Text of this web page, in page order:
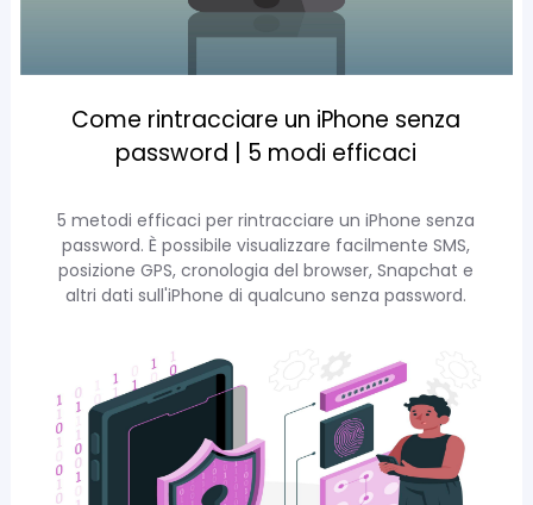
Come rintracciare un iPhone senza
password | 5 modi efficaci
5 metodi efficaci per rintracciare un iPhone senza
password. È possibile visualizzare facilmente SMS,
posizione GPS, cronologia del browser, Snapchat e
altri dati sull'iPhone di qualcuno senza password.